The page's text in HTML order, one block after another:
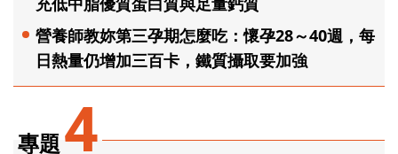
專題4
營養師教妳第三孕期怎麼吃：懷孕28～40週，每
日熱量仍增加三百卡，鐵質攝取要加強